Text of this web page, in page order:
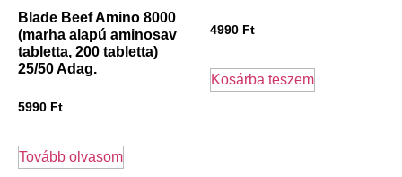
Blade Beef Amino 8000
(marha alapú aminosav
tabletta, 200 tabletta)
25/50 Adag.
5990 Ft
Tovább olvasom
4990 Ft
Kosárba teszem